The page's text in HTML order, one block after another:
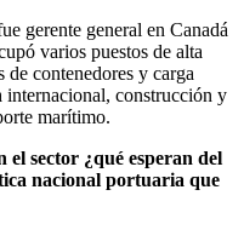
gerente general en Canadá
varios puestos de alta
de contenedores y carga
internacional, construcción y
marítimo.
sector ¿qué esperan del
nacional portuaria que